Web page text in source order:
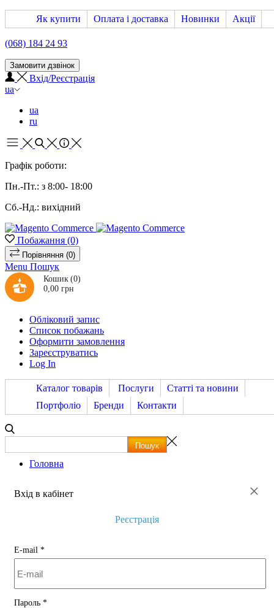
Як купити Оплата і доставка Новинки Акції
(068) 184 24 93
Замовити дзвінок
Вхід/Реєстрація
ua
ua
ru
Графік роботи:
Пн.-Пт.: з 8:00- 18:00
Сб.-Нд.: вихідний
Побажання (0)
Порівняння (0)
Menu Пошук
Кошик (0)
0,00 грн
Обліковий запис
Список побажань
Оформити замовлення
Зареєструватись
Log In
Каталог товарів Послуги
Статті та новини
Портфоліо
Бренди Контакти
Головна
×
Вхід в кабінет
Реєстрація
E-mail *
Пароль *